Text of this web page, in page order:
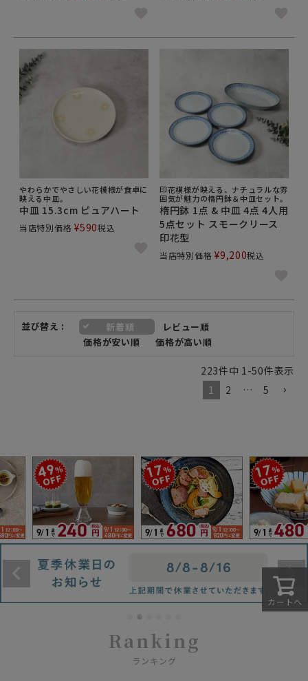
やわらかでやさしい花模様が食卓に
映える中皿。
中皿 15.3cm ピュアハート
当店特別価格 ¥590税込
印花模様が映える、ナチュラルな雰
囲気が魅力の楕円鉢＆中皿セット。
楕円鉢 1点 & 中皿 4点 4人用
5点セット スモークリース
印花型
当店特別価格 ¥9,200税込
並び替え 新着順
レビュー順
価格が安い順
価格が高い順
223件中 1 -50件表示
1
2 … 5
カートへ
Ranking
ランキング